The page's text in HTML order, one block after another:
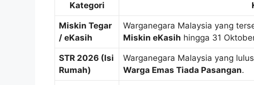
Kategori
Miskin Tegar
/ eKasih
Warganegara Malaysia yang
Miskin eKasih hingga 31
STR 2026 (Isi
Rumah)
Warganegara Malaysia yang
Warga Emas Tiada Pasangan.